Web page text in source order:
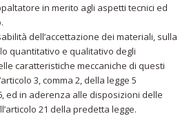
in merito agli aspetti tecnici ed
dell’accettazione dei materiali, sulla
quantitativo e qualitativo degli
caratteristiche meccaniche di questi
3, comma 2, della legge 5
ed in aderenza alle disposizioni delle
21 della predetta legge.